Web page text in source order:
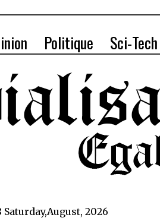
Politique Sci-Tech
Saturday,August, 2026